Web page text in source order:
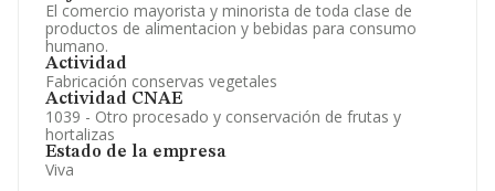
El comercio mayorista y minorista de toda clase de
productos de alimentacion y bebidas para consumo
humano.
Actividad
Fabricación conservas vegetales
Actividad CNAE
1039 - Otro procesado y conservación de frutas y
hortalizas
Estado de la empresa
Viva